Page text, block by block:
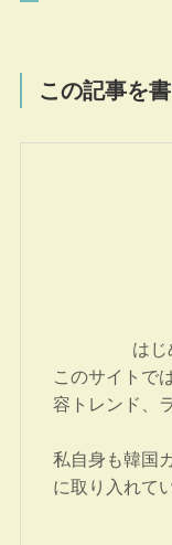
この記事を
はじ
このサイトで
容トレンド、
私自身も韓国
に取り入れて